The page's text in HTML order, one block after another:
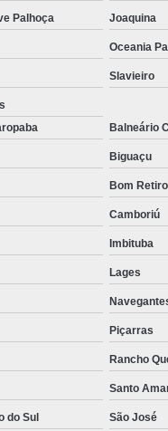
para festa valor Brusque
Barra Velha
de poltronas para evento Uribici
para casamento valor
Palhoça Joaquina
Oceania
Slavieiro
Balneário
Biguaçu
Bom Retiro
Camboriú
Imbituba
Lages
Piçarras
Rancho
Santo
do Sul São José